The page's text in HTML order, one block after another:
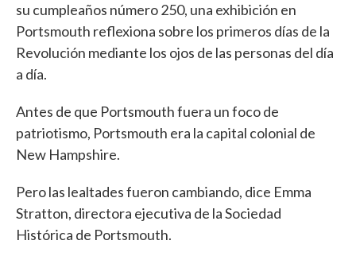
su cumpleaños número 250, una exhibición en
Portsmouth reflexiona sobre los primeros días de la
Revolución mediante los ojos de las personas del día
a día.
Antes de que Portsmouth fuera un foco de
patriotismo, Portsmouth era la capital colonial de
New Hampshire.
Pero las lealtades fueron cambiando, dice Emma
Stratton, directora ejecutiva de la Sociedad
Histórica de Portsmouth.